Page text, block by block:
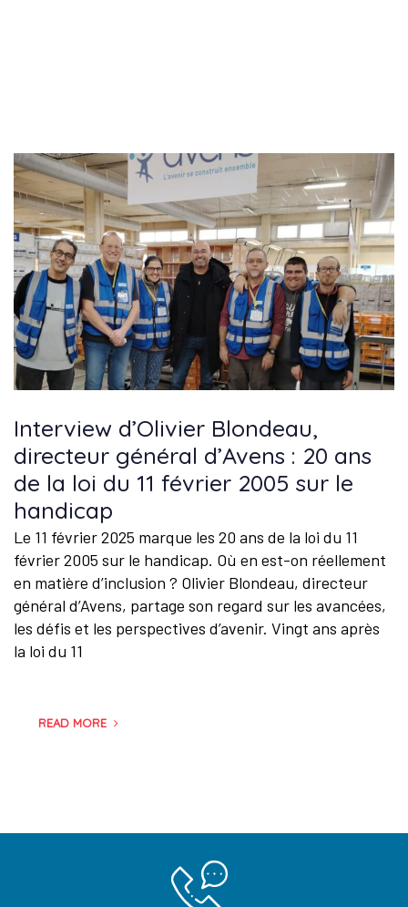
Interview d’Olivier Blondeau,
directeur général d’Avens : 20 ans
de la loi du 11 février 2005 sur le
handicap
Le 11 février 2025 marque les 20 ans de la loi du 11
février 2005 sur le handicap. Où en est-on réellement
en matière d’inclusion ? Olivier Blondeau, directeur
général d’Avens, partage son regard sur les avancées,
les défis et les perspectives d’avenir. Vingt ans après
la loi du 11
READ MORE